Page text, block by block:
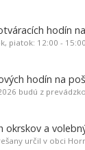
hodín
piatok: 12:00 -
hodín na
budú z
okrskov a
určil v obci